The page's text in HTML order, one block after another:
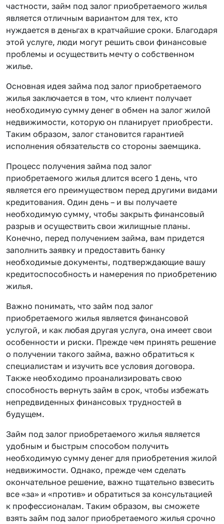
частности, займ под залог приобретаемого жилья
является отличным вариантом для тех, кто
нуждается в деньгах в кратчайшие сроки. Благодаря
этой услуге, люди могут решить свои финансовые
проблемы и осуществить мечту о собственном
жилье.
Основная идея займа под залог приобретаемого
жилья заключается в том, что клиент получает
необходимую сумму денег в обмен на залог жилой
недвижимости, которую он планирует приобрести.
Таким образом, залог становится гарантией
исполнения обязательств со стороны заемщика.
Процесс получения займа под залог
приобретаемого жилья длится всего 1 день, что
является его преимуществом перед другими видами
кредитования. Один день – и вы получаете
необходимую сумму, чтобы закрыть финансовый
разрыв и осуществить свои жилищные планы.
Конечно, перед получением займа, вам придется
заполнить заявку и предоставить банку
необходимые документы, подтверждающие вашу
кредитоспособность и намерения по приобретению
жилья.
Важно понимать, что займ под залог
приобретаемого жилья является финансовой
услугой, и как любая другая услуга, она имеет свои
особенности и риски. Прежде чем принять решение
о получении такого займа, важно обратиться к
специалистам и изучить все условия договора.
Также необходимо проанализировать свою
способность вернуть займ в срок, чтобы избежать
непредвиденных финансовых трудностей в
будущем.
Займ под залог приобретаемого жилья является
удобным и быстрым способом получить
необходимую сумму денег для приобретения жилой
недвижимости. Однако, прежде чем сделать
окончательное решение, важно тщательно взвесить
все «за» и «против» и обратиться за консультацией
к профессионалам. Таким образом, вы сможете
взять займ под залог приобретаемого жилья срочно